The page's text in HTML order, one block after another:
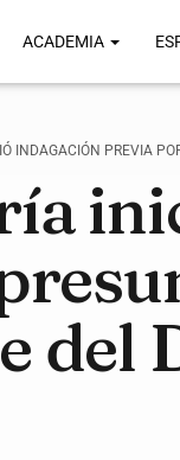
ACADEMIA
INDAGACIÓN PREVIA
del